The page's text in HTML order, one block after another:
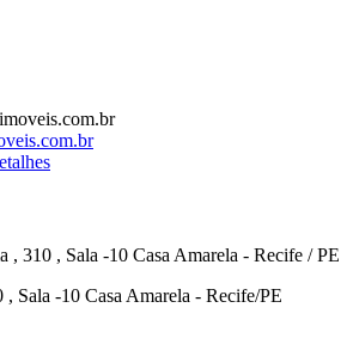
, 310 , Sala -10 Casa Amarela - Recife /PE
Sala -10 Casa Amarela - Recife/PE